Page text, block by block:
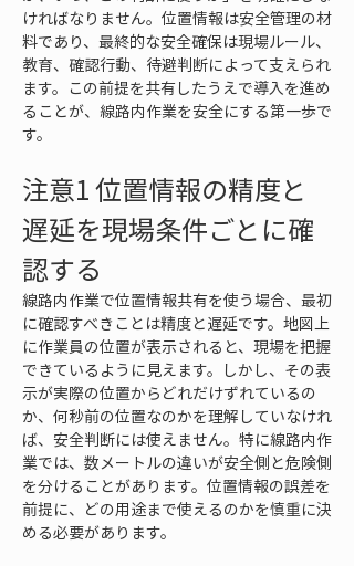
ければなりません。位置情報は安全管理の材
料であり、最終的な安全確保は現場ルール、
教育、確認行動、待避判断によって支えられ
ます。この前提を共有したうえで導入を進め
ることが、線路内作業を安全にする第一歩で
す。
注意1 位置情報の精度と
遅延を現場条件ごとに確
認する
線路内作業で位置情報共有を使う場合、最初
に確認すべきことは精度と遅延です。地図上
に作業員の位置が表示されると、現場を把握
できているように見えます。しかし、その表
示が実際の位置からどれだけずれているの
か、何秒前の位置なのかを理解していなけれ
ば、安全判断には使えません。特に線路内作
業では、数メートルの違いが安全側と危険側
を分けることがあります。位置情報の誤差を
前提に、どの用途まで使えるのかを慎重に決
める必要があります。